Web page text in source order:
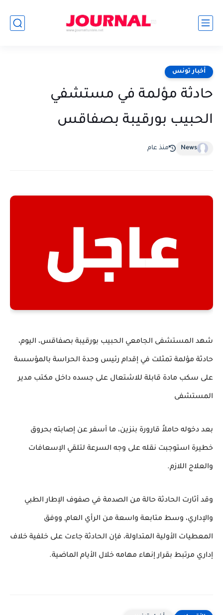
أخبار تونس
حادثة مؤلمة في مستشفي
الحبيب بورقيبة بصفاقس
News منذ عام
شهد المستشفى الجامعي الحبيب بورقيبة بصفاقس، اليوم،
حادثة مؤلمة تمثلت في إقدام رئيس وحدة الحراسة بالمؤسسة
على سكب مادة قابلة للاشتعال على جسده داخل مكتب مدير
المستشفى
بعد دخوله حاملاً قارورة بنزين، ما أسفر عن إصابته بحروق
خطيرة استوجبت نقله على وجه السرعة لتلقي الإسعافات
والعلاج اللازم.
وقد أثارت الحادثة حالة من الصدمة في صفوف الإطار الطبي
والإداري، وسط متابعة واسعة من الرأي العام, ووفق
المعطيات الأولية المتداولة، فإن الحادثة جاءت على خلفية خلاف
إداري مرتبط بقرار إنهاء مهامه خلال الأيام الماضية.